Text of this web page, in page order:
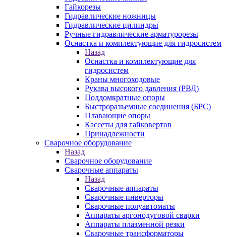
Гайкорезы
Гидравлические ножницы
Гидравлические цилиндры
Ручные гидравлические арматурорезы
Оснастка и комплектующие для гидросистем
Назад
Оснастка и комплектующие для
гидросистем
Краны многоходовые
Рукава высокого давления (РВД)
Поддомкратные опоры
Быстроразъемные соединения (БРС)
Плавающие опоры
Кассеты для гайковертов
Принадлежности
Сварочное оборудование
Назад
Сварочное оборудование
Сварочные аппараты
Назад
Сварочные аппараты
Сварочные инверторы
Сварочные полуавтоматы
Аппараты аргонодуговой сварки
Аппараты плазменной резки
Сварочные трансформаторы